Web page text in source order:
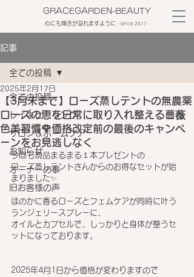
GRACEGARDEN-BEAUTY
心にも輝きが溢れますように ​- since 2017 -
記事
全ての投稿
レイキヒーリング
サロン＆ホームケア
お知らせ
オーナーの事
旧お客様の声
全ての投稿
【3月末まで】ローズ蒸しテントの無農薬
ローズの恵を日常に取り入れ整える薔薇
色美習慣🌹価格改定前の最後のキャンペ
ーンをお見逃しなく
2025年2月17日
今回も現品まるまる１本プレゼントの
ローズ蒸しテントさんからのお得なセットが始
まりました✨
ほのかに香るローズとフェムケアが同時に叶う
ランジェリースプレーに、
オイルとカプセルで、しっかりと身体が整うセ
ットになっております。
2025年4月1日から価格が変わりますので